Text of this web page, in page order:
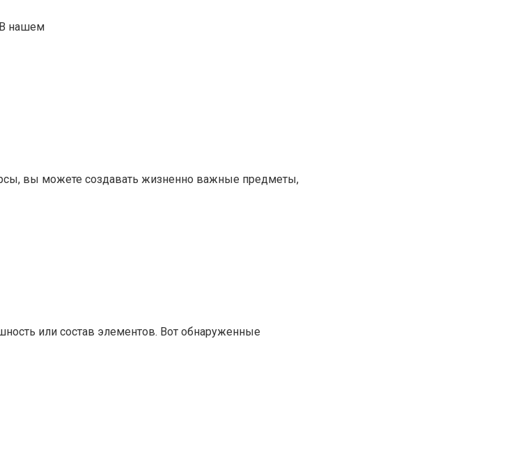
В нашем
вы можете создавать жизненно важные предметы,
или состав элементов. Вот обнаруженные